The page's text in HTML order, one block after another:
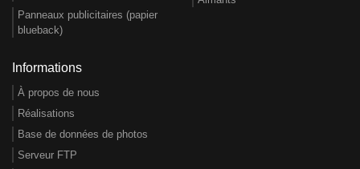
Panneaux publicitaires (papier
blueback)
Informations
À propos de nous
Réalisations
Base de données de photos
Serveur FTP